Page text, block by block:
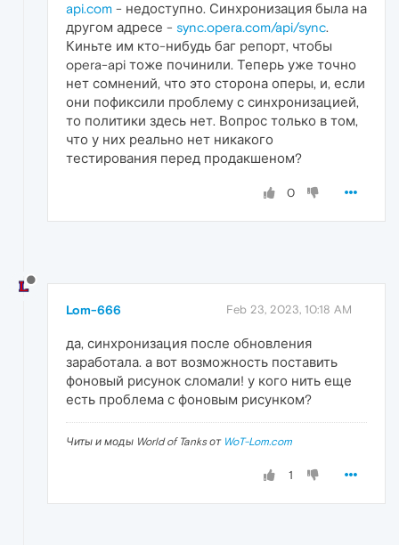
api.com - недоступно. Синхронизация была на
другом адресе - sync.opera.com/api/sync.
Киньте им кто-нибудь баг репорт, чтобы
opera-api тоже починили. Теперь уже точно
нет сомнений, что это сторона оперы, и, если
они пофиксили проблему с синхронизацией,
то политики здесь нет. Вопрос только в том,
что у них реально нет никакого
тестирования перед продакшеном?
0
Lom-666 Feb 23, 2023, 10:18 AM
да, синхронизация после обновления
заработала. а вот возможность поставить
фоновый рисунок сломали! у кого нить еще
есть проблема с фоновым рисунком?
Читы и моды World of Tanks от WoT-Lom.com
1